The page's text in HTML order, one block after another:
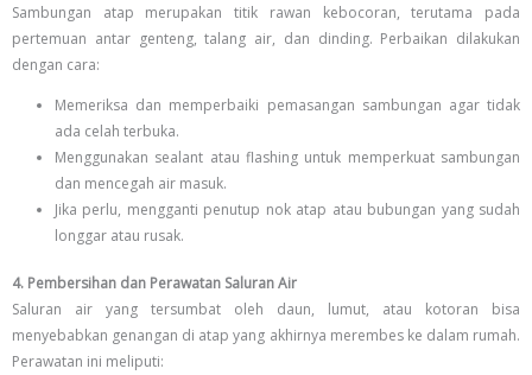
Sambungan atap merupakan titik rawan kebocoran, terutama pada
pertemuan antar genteng, talang air, dan dinding. Perbaikan dilakukan
dengan cara:
Memeriksa dan memperbaiki pemasangan sambungan agar tidak
ada celah terbuka.
Menggunakan sealant atau flashing untuk memperkuat sambungan
dan mencegah air masuk.
Jika perlu, mengganti penutup nok atap atau bubungan yang sudah
longgar atau rusak.
4. Pembersihan dan Perawatan Saluran Air
Saluran air yang tersumbat oleh daun, lumut, atau kotoran bisa
menyebabkan genangan di atap yang akhirnya merembes ke dalam rumah.
Perawatan ini meliputi: